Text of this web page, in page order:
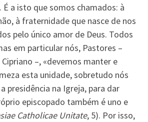
É a isto que somos chamados: à
à fraternidade que nasce de nos
pelo único amor de Deus. Todos
em particular nós, Pastores –
–, «devemos manter e
esta unidade, sobretudo nós
presidência na Igreja, para dar
episcopado também é uno e
Catholicae Unitate, 5). Por isso,